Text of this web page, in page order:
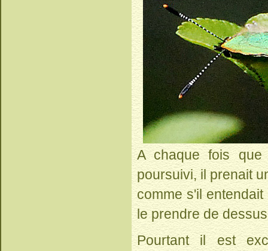
A chaque fois que
poursuivi, il prenait
comme s'il
le prendre de
Pourtant il est